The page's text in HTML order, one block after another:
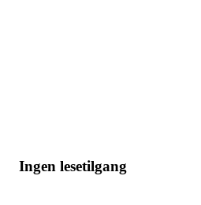
Ingen lesetilgang